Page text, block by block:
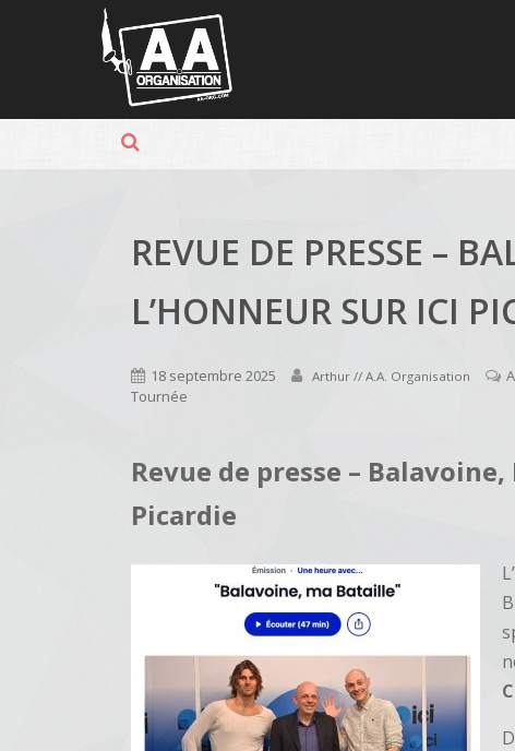
Panneau de gestion des cookies
REVUE DE PRESSE –
L’HONNEUR SUR ICI
18 septembre 2025 Arthur // A.A. Organisation
Tournée
Revue de presse –
Picardie